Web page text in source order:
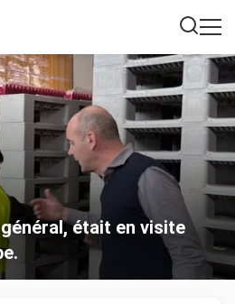
était en visite